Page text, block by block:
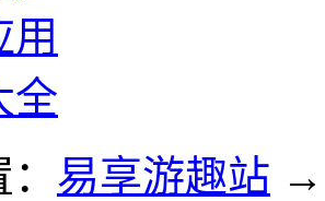
用
全
易享游趣站